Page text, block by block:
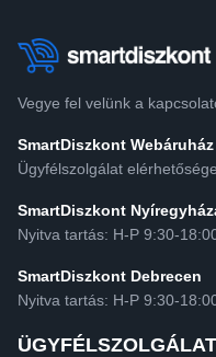
Vegye fel velünk a
SmartDiszkont Webáruház
Ügyfélszolgálat
SmartDiszkont
Nyitva tartás: H-P 9:30-
SmartDiszkont Debrecen
Nyitva tartás: H-P 9:30-
ÜGYFÉLSZOLGÁLAT